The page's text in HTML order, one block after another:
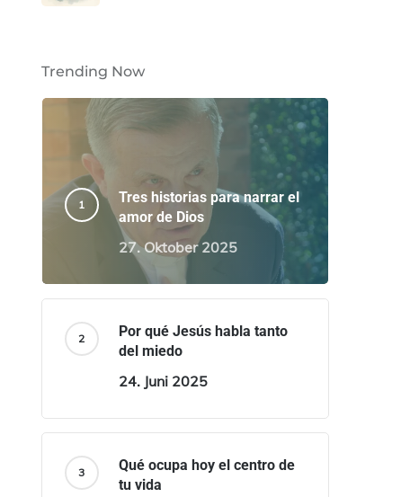
Trending Now
Tres historias para narrar el
amor de Dios
27. Oktober 2025
Por qué Jesús habla tanto
del miedo
24. Juni 2025
Qué ocupa hoy el centro de
tu vida